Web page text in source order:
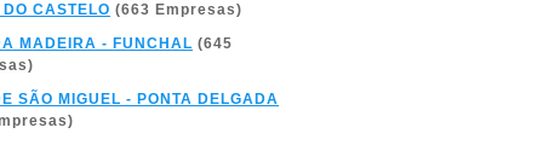
CASTELO (663 Empresas)
MADEIRA - FUNCHAL (645
SÃO MIGUEL - PONTA DELGADA